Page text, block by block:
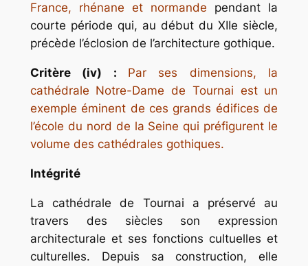
France, rhénane et normande pendant la
courte période qui, au début du XIIe siècle,
précède l’éclosion de l’architecture gothique.
Critère (iv) : Par ses dimensions, la
cathédrale Notre-Dame de Tournai est un
exemple éminent de ces grands édifices de
l’école du nord de la Seine qui préfigurent le
volume des cathédrales gothiques.
Intégrité
La cathédrale de Tournai a préservé au
travers des siècles son expression
architecturale et ses fonctions cultuelles et
culturelles. Depuis sa construction, elle